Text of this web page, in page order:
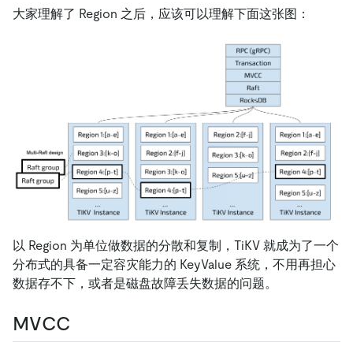
大家理解了 Region 之后，应该可以理解下面这张图：
以 Region 为单位做数据的分散和复制，TiKV 就成为了一个
分布式的具备一定容灾能力的 KeyValue 系统，不用再担心
数据存不下，或者是磁盘故障丢失数据的问题。
MVCC